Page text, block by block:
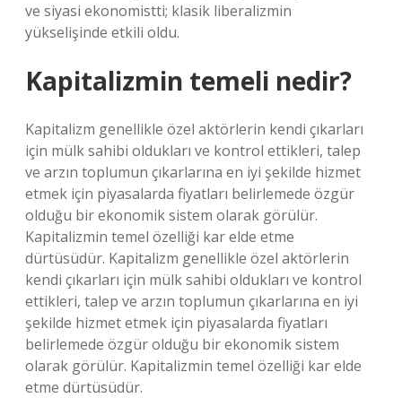
ve siyasi ekonomistti; klasik liberalizmin
yükselişinde etkili oldu.
Kapitalizmin temeli nedir?
Kapitalizm genellikle özel aktörlerin kendi çıkarları
için mülk sahibi oldukları ve kontrol ettikleri, talep
ve arzın toplumun çıkarlarına en iyi şekilde hizmet
etmek için piyasalarda fiyatları belirlemede özgür
olduğu bir ekonomik sistem olarak görülür.
Kapitalizmin temel özelliği kar elde etme
dürtüsüdür. Kapitalizm genellikle özel aktörlerin
kendi çıkarları için mülk sahibi oldukları ve kontrol
ettikleri, talep ve arzın toplumun çıkarlarına en iyi
şekilde hizmet etmek için piyasalarda fiyatları
belirlemede özgür olduğu bir ekonomik sistem
olarak görülür. Kapitalizmin temel özelliği kar elde
etme dürtüsüdür.